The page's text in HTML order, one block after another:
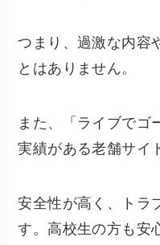
つまり、過激な内容
とはありません。
また、「ライブでゴ
実績がある老舗サイ
安全性が高く、トラ
す。高校生の方も安